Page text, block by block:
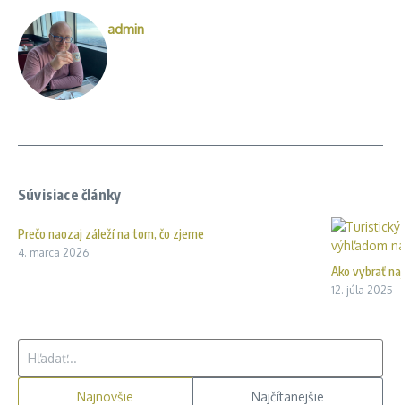
admin
Súvisiace články
Prečo naozaj záleží na tom, čo zjeme
4. marca 2026
Ako vybrať
12. júla 2025
Najnovšie Najčítanejšie